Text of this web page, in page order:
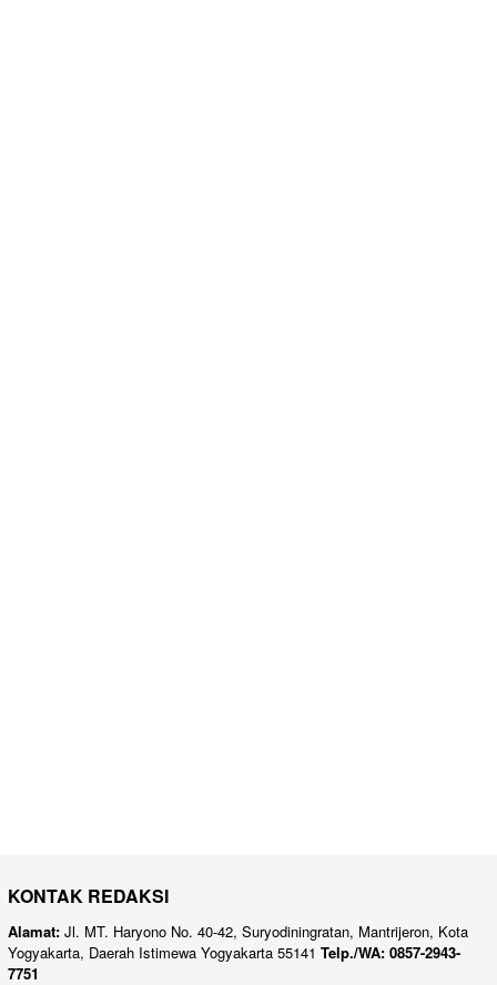
KONTAK REDAKSI
Alamat: Jl. MT. Haryono No. 40-42, Suryodiningratan, Mantrijeron, Kota
Yogyakarta, Daerah Istimewa Yogyakarta 55141 Telp./WA: 0857-2943-
7751